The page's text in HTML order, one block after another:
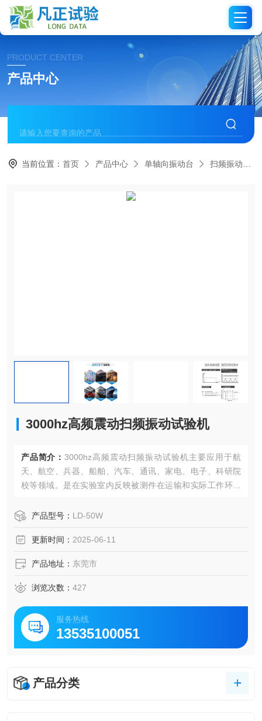
PRODUCT CENTER
产品中心
当前位置：首页 产品中心 单轴向振动台 扫频振动台
3000hz高频震动扫频振动试验机
产品简介： 3000hz高频震动扫频振动试验机主要应用于航
天、航空、兵器、船舶、汽车、通讯、家电、电子、科研院
校等领域。是在实验室内反映被测件在运输和实际工作环境
制、样机试验、产品合格鉴定试验全过程等不可少的重要试
产品型号： LD-50W
更新时间： 2025-06-11
产品地址： 东莞市
浏览次数： 427
服务热线
13535100051
产品分类